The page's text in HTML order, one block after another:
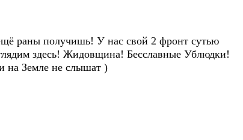
раны получишь! У нас свой 2 фронт сутью
здесь! Жидовщина! Бесславные Ублюдки!
на Земле не слышат )